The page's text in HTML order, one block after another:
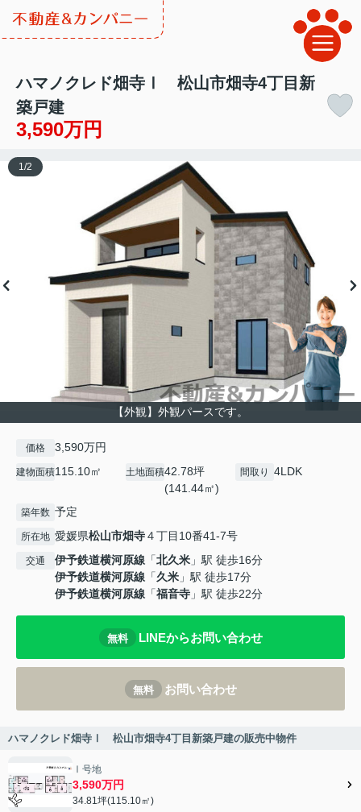
ハマノクレド畑寺Ⅰ 松山市畑寺4丁目新
築戸建
3,590万円
【外観】外観パースです。
1 /2
価格 3,590万円
建物面積115.10㎡ 土地面積42.78坪
(141.44㎡)
間取り 4LDK
築年数 予定
所在地 愛媛県松山市畑寺４丁目10番41-7号
交通 伊予鉄道横河原線 「北久米 」駅 徒歩16分
伊予鉄道横河原線 「久米 」駅 徒歩17分
伊予鉄道横河原線 「福音寺 」駅 徒歩22分
無料 LINEからお問い合わせ
無料 お問い合わせ
ハマノクレド畑寺Ⅰ 松山市畑寺4丁目新築戸建の販売中物件
Ⅰ号地
3,590万円
34.81坪(115.10㎡)